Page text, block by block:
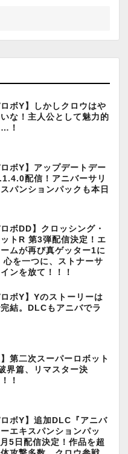
ロボY】しかしクロウはや
な！主人公として魅力的
！
ロボY】アップデートデー
配信！アニバーサリ
パンションパックも本日
ロボDD】クロッシング・
トR 第3弾配信決定！エ
ムが再び真ゲッター1に
心を一つに、ストナーサ
ンを放て！！！
ロボY】Yのストーリーは
結。DLCもアニバでラ
】第二次スーパーロボット
界篇、リマスター決
！
ロボY】追加DLC『アニバ
エキスパンションパッ
5日配信決定！作品を超